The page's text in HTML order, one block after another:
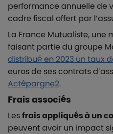
performance annuelle de
cadre fiscal offert par
La France Mutualiste, une
faisant partie du groupe
distribué en 2023 un taux
euros de ses contrats
Actépargne2.
Frais associés
Lesfrais appliqués à un
peuvent avoir un impact